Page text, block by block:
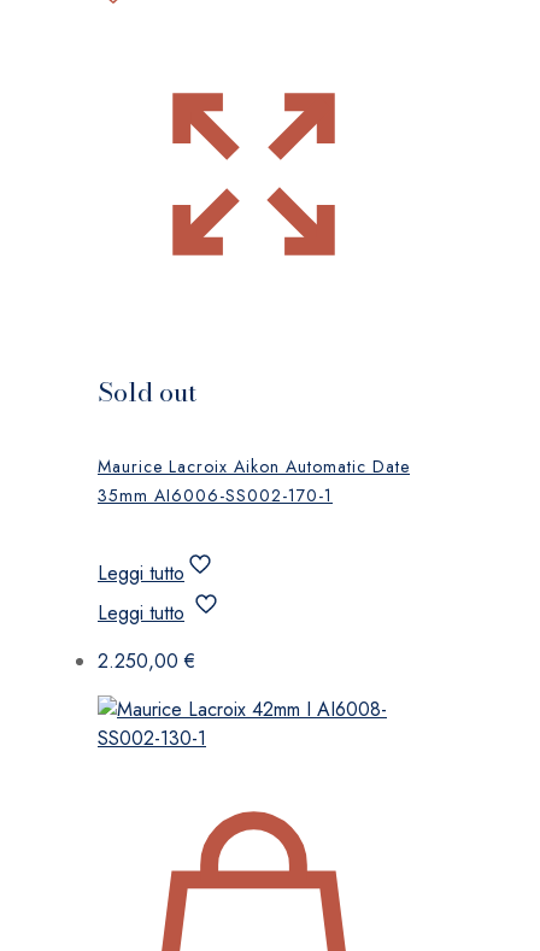
Sold out
Maurice Lacroix Aikon Automatic Date
35mm AI6006-SS002-170-1
Leggi tutto
Leggi tutto
2.250,00€